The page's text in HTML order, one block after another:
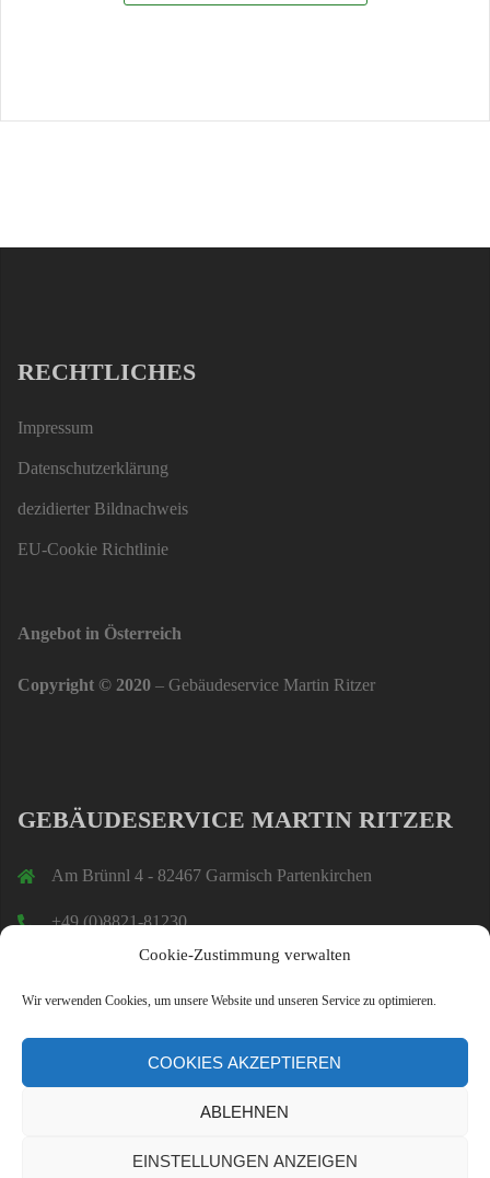
Cookie-Zustimmung verwalten
Wir verwenden Cookies, um unsere Website und unseren Service zu optimieren.
COOKIES AKZEPTIEREN
ABLEHNEN
EINSTELLUNGEN ANZEIGEN
RECHTLICHES
Impressum
Datenschutzerklärung
dezidierter Bildnachweis
EU-Cookie Richtlinie
Angebot in Österreich
Copyright © 2020 – Gebäudeservice Martin Ritzer
GEBÄUDESERVICE MARTIN RITZER
Am Brünnl 4 - 82467 Garmisch Partenkirchen
+49 (0)8821-81230